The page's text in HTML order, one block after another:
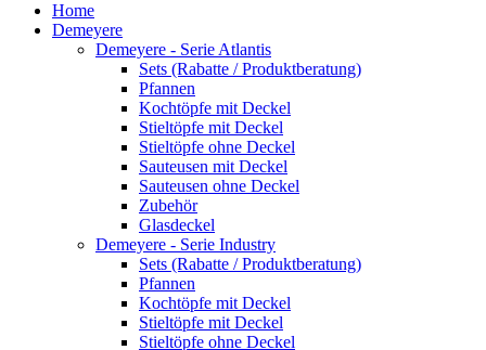
Home
Demeyere
Demeyere - Serie Atlantis
Sets (Rabatte / Produktberatung)
Pfannen
Kochtöpfe mit Deckel
Stieltöpfe mit Deckel
Stieltöpfe ohne Deckel
Sauteusen mit Deckel
Sauteusen ohne Deckel
Zubehör
Glasdeckel
Demeyere - Serie Industry
Sets (Rabatte / Produktberatung)
Pfannen
Kochtöpfe mit Deckel
Stieltöpfe mit Deckel
Stieltöpfe ohne Deckel